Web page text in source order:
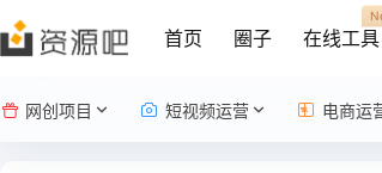
首页 圈子 在线工具
网创项目 短视频运营 电商运